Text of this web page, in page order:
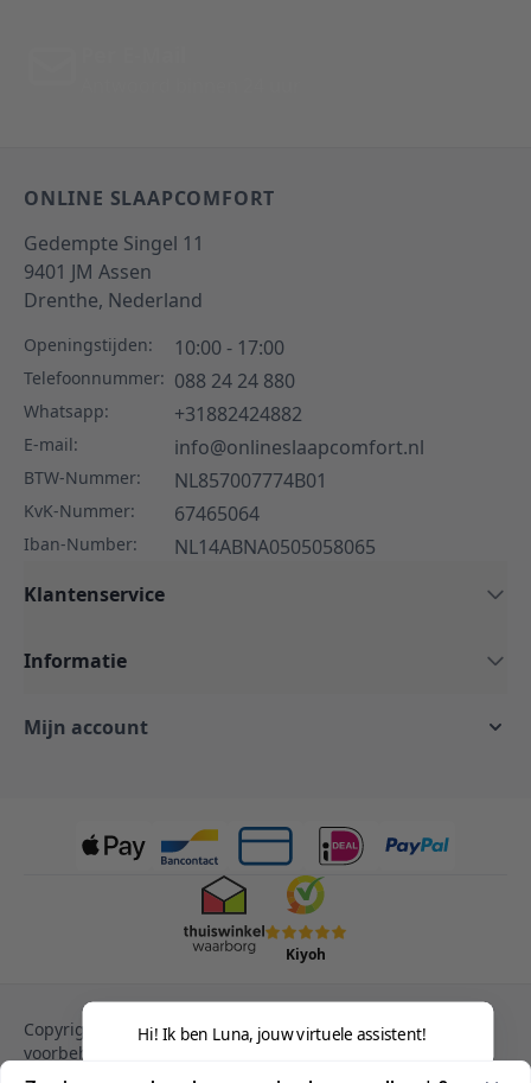
ONLINE SLAAPCOMFORT
Gedempte Singel 11
9401 JM Assen
Drenthe, Nederland
Openingstijden: 10:00 - 17:00
Telefoonnummer: 088 24 24 880
Whatsapp: +31882424882
E-mail: info@onlineslaapcomfort.nl
BTW-Nummer: NL857007774B01
KvK-Nummer: 67465064
Iban-Number:
NL14ABNA0505058065
Klantenservice
Informatie
Mijn account
Kiyoh
Copyright © 2013-heden Magento. Alle rechten
voorbehouden.
Privacy Policy
Cookies
Hi! Ik ben Luna, jouw virtuele assistent!